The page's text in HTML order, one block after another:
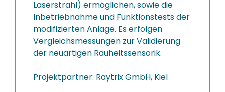
Laserstrahl) ermöglichen, sowie die
Inbetriebnahme und Funktionstests der
modifizierten Anlage. Es erfolgen
Vergleichsmessungen zur Validierung
der neuartigen Rauheitssensorik.
Projektpartner: Raytrix GmbH, Kiel